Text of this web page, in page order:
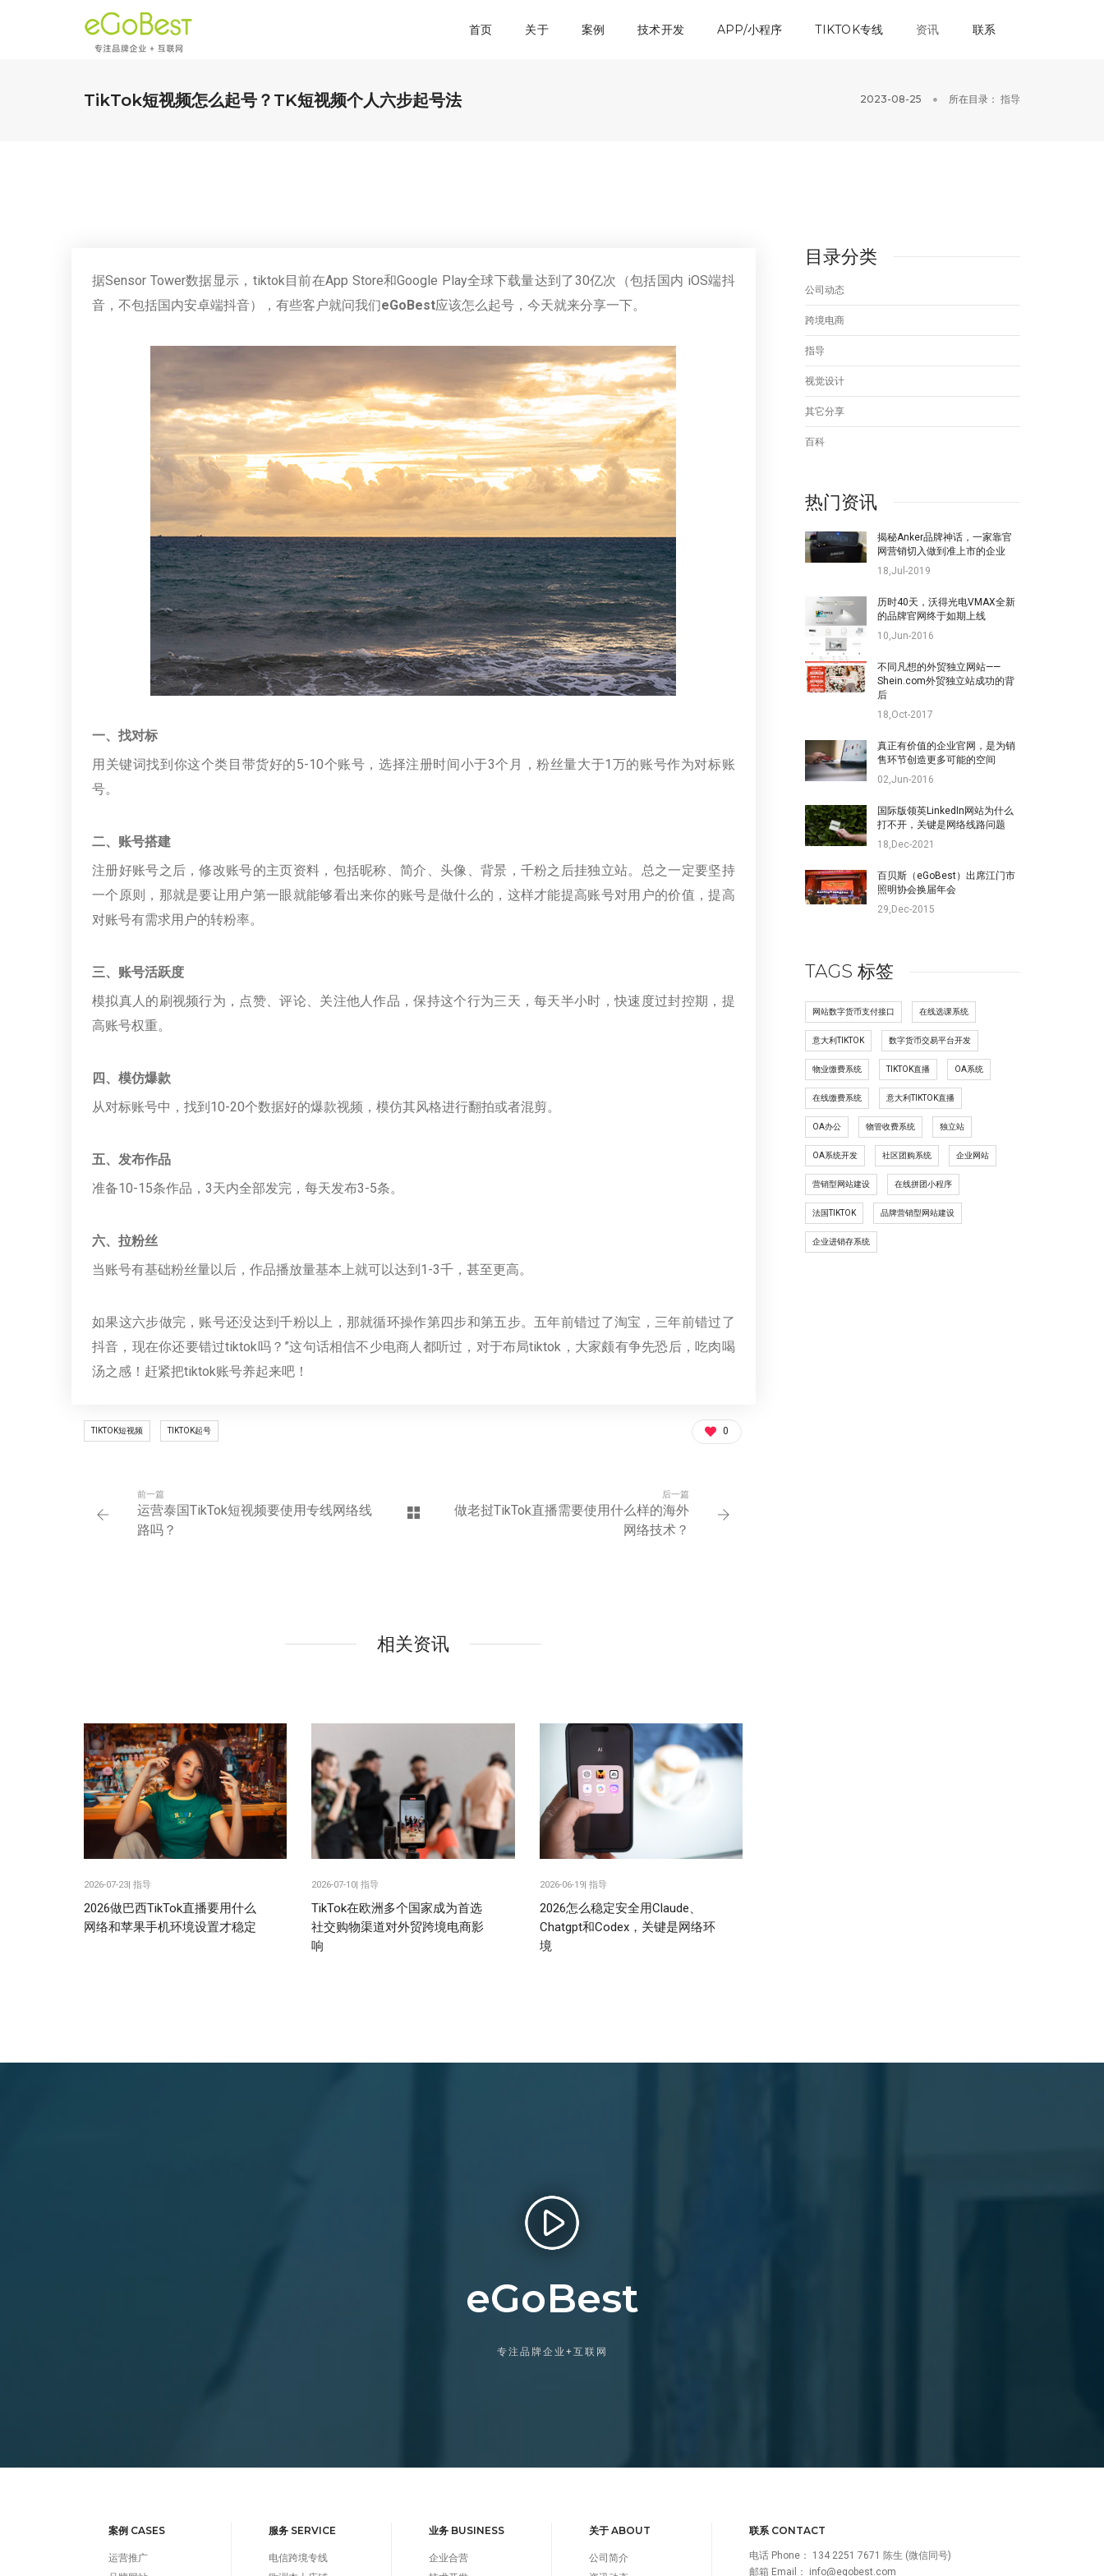
首页 关于 案例 技术开发 APP/小程序 TIKTOK专线 资讯 联系
TikTok短视频怎么起号？TK短视频个人六步起号法 2023-08-25 所在目录： 指导
据Sensor Tower数据显示，tiktok目前在App Store和Google Play全球下载量达到了30亿次（包括国内 iOS端抖
音，不包括国内安卓端抖音），有些客户就问我们eGoBest应该怎么起号，今天就来分享一下。
一、找对标
用关键词找到你这个类目带货好的5-10个账号，选择注册时间小于3个月，粉丝量大于1万的账号作为对标账
号。
二、账号搭建
注册好账号之后，修改账号的主页资料，包括昵称、简介、头像、背景，千粉之后挂独立站。总之一定要坚持
一个原则，那就是要让用户第一眼就能够看出来你的账号是做什么的，这样才能提高账号对用户的价值，提高
对账号有需求用户的转粉率。
三、账号活跃度
模拟真人的刷视频行为，点赞、评论、关注他人作品，保持这个行为三天，每天半小时，快速度过封控期，提
高账号权重。
四、模仿爆款
从对标账号中，找到10-20个数据好的爆款视频，模仿其风格进行翻拍或者混剪。
五、发布作品
准备10-15条作品，3天内全部发完，每天发布3-5条。
六、拉粉丝
当账号有基础粉丝量以后，作品播放量基本上就可以达到1-3千，甚至更高。
如果这六步做完，账号还没达到千粉以上，那就循环操作第四步和第五步。五年前错过了淘宝，三年前错过了
抖音，现在你还要错过tiktok吗？”这句话相信不少电商人都听过，对于布局tiktok，大家颇有争先恐后，吃肉喝
汤之感！赶紧把tiktok账号养起来吧！
TIKTOK短视频 TIKTOK起号 0
前一篇
运营泰国TikTok短视频要使用专线网络线
路吗？
后一篇
做老挝TikTok直播需要使用什么样的海外
网络技术？
相关资讯
2026-07-23| 指导
2026做巴西TikTok直播要用什么
网络和苹果手机环境设置才稳定
2026-07-10|指导
TikTok在欧洲多个国家成为首选
社交购物渠道对外贸跨境电商影
响
2026-06-19| 指导
2026怎么稳定安全用Claude、
Chatgpt和Codex，关键是网络环
境
目录分类
公司动态
跨境电商
指导
视觉设计
其它分享
百科
热门资讯
揭秘Anker品牌神话，一家靠官
网营销切入做到准上市的企业
18,Jul-2019
历时40天，沃得光电VMAX全新
的品牌官网终于如期上线
10,Jun-2016
不同凡想的外贸独立网站——
Shein.com外贸独立站成功的背
后
18,Oct-2017
真正有价值的企业官网，是为销
售环节创造更多可能的空间
02,Jun-2016
国际版领英LinkedIn网站为什么
打不开，关键是网络线路问题
18,Dec-2021
百贝斯（eGoBest）出席江门市
照明协会换届年会
29,Dec-2015
TAGS 标签
网站数字货币支付接口 在线选课系统
意大利TIKTOK 数字货币交易平台开发
物业缴费系统 TIKTOK直播 OA系统
在线缴费系统 意大利TIKTOK直播
OA办公 物管收费系统 独立站
OA系统开发 社区团购系统 企业网站
营销型网站建设 在线拼团小程序
法国TIKTOK 品牌营销型网站建设
企业进销存系统
eGoBest
专注品牌企业+互联网
案例 CASES
运营推广
服务 SERVICE
电信跨境专线
业务 BUSINESS
企业合营
关于 ABOUT
公司简介
联系 CONTACT
电话 Phone： 134 2251 7671 陈生 (微信同号)
邮箱 Email： info@egobest.com